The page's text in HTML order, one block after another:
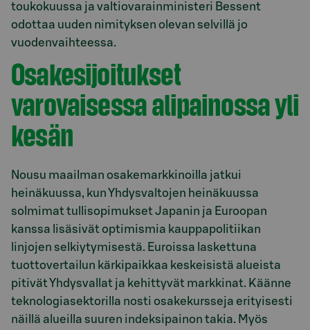
toukokuussa ja valtiovarainministeri Bessent
odottaa uuden nimityksen olevan selvillä jo
vuodenvaihteessa.
Osakesijoitukset
varovaisessa alipainossa yli
kesän
Nousu maailman osakemarkkinoilla jatkui
heinäkuussa, kun Yhdysvaltojen heinäkuussa
solmimat tullisopimukset Japanin ja Euroopan
kanssa lisäsivät optimismia kauppapolitiikan
linjojen selkiytymisestä. Euroissa laskettuna
tuottovertailun kärkipaikkaa keskeisistä alueista
pitivät Yhdysvallat ja kehittyvät markkinat. Käänne
teknologiasektorilla nosti osakekursseja erityisesti
näillä alueilla suuren indeksipainon takia. Myös